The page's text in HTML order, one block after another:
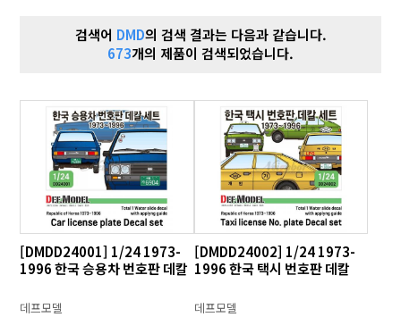
검색어 DMD의 검색 결과는 다음과 같습니다.
673개의 제품이 검색되었습니다.
[DMDD24001] 1/24 1973-
1996 한국 승용차 번호판 데칼
데프모델
[DMDD24002] 1/24 1973-
1996 한국 택시 번호판 데칼
데프모델